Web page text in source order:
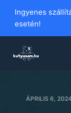
i
Ingyenes
esetén!
ÁPRILIS 6,